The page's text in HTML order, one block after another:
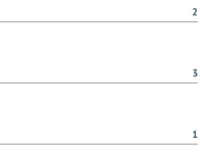
2
3
1